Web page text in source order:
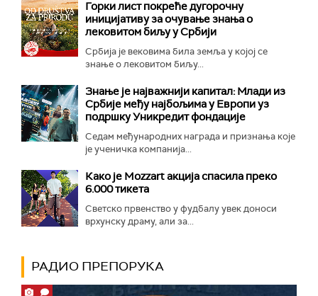
Горки лист покреће дугорочну
иницијативу за очување знања о
лековитом биљу у Србији
Србија је вековима била земља у којој се
знање о лековитом биљу...
Знање је најважнији капитал: Млади из
Србије међу најбољима у Европи уз
подршку Уникредит фондације
Седам међународних награда и признања које
је ученичка компанија...
Како је Mozzart акција спасила преко
6.000 тикета
Светско првенство у фудбалу увек доноси
врхунску драму, али за...
РАДИО ПРЕПОРУКА